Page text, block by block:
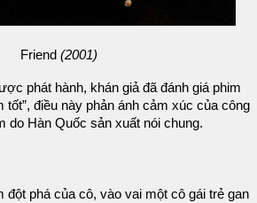
Friend (2001)
phát hành, khán giả đã đánh giá phim
tốt”, điều này phản ánh cảm xúc của công
do Hàn Quốc sản xuất nói chung.
đột phá của cô, vào vai một cô gái trẻ gan